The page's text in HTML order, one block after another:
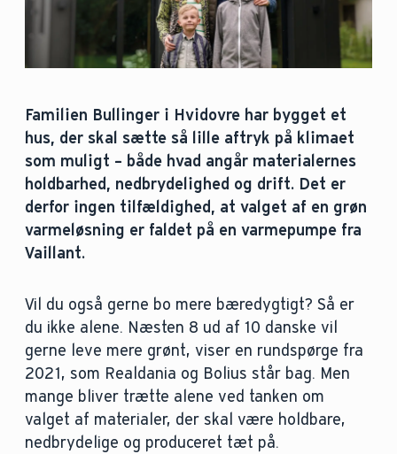
Familien Bullinger i Hvidovre har bygget et
hus, der skal sætte så lille aftryk på klimaet
som muligt – både hvad angår materialernes
holdbarhed, nedbrydelighed og drift. Det er
derfor ingen tilfældighed, at valget af en grøn
varmeløsning er faldet på en varmepumpe fra
Vaillant.
Vil du også gerne bo mere bæredygtigt? Så er
du ikke alene. Næsten 8 ud af 10 danske vil
gerne leve mere grønt, viser en rundspørge fra
2021, som Realdania og Bolius står bag. Men
mange bliver trætte alene ved tanken om
valget af materialer, der skal være holdbare,
nedbrydelige og produceret tæt på.